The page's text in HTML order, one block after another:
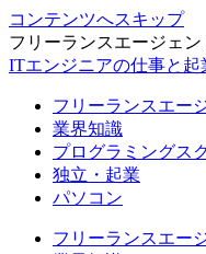
コンテンツへスキップ
フリーランスエージェ
ITエンジニアの仕事と起
フリーランスエー
業界知識
プログラミングス
独立・起業
パソコン
フリーランスエー